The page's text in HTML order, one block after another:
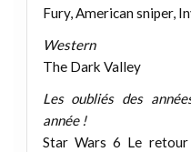
Fury, American sniper,
Western
The Dark Valley
Les oubliés des
année !
Star Wars 6 Le